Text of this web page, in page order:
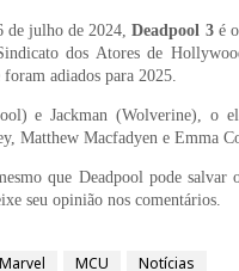
de julho de 2024,Deadpool 3é o
dos Atores de
foram adiados para 2025.
e Jackman (Wolverine), o
Matthew Macfadyen e Emma
que Deadpool pode salvar
seu opinião nos comentários.
Marvel MCU Notícias